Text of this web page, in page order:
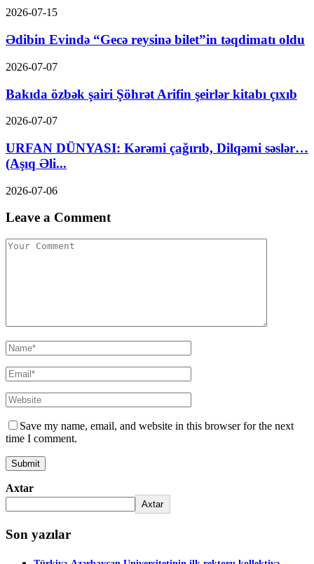
2026-07-15
Ədibin Evində “Gecə reysinə bilet”in təqdimatı oldu
2026-07-07
Bakıda özbək şairi Şöhrət Arifin şeirlər kitabı çıxıb
2026-07-07
URFAN DÜNYASI: Kərəmi çağırıb, Dilqəmi səslər…
(Aşıq Əli...
2026-07-06
Leave a Comment
Save my name, email, and website in this browser for the next
time I comment.
Axtar
Axtar
Son yazılar